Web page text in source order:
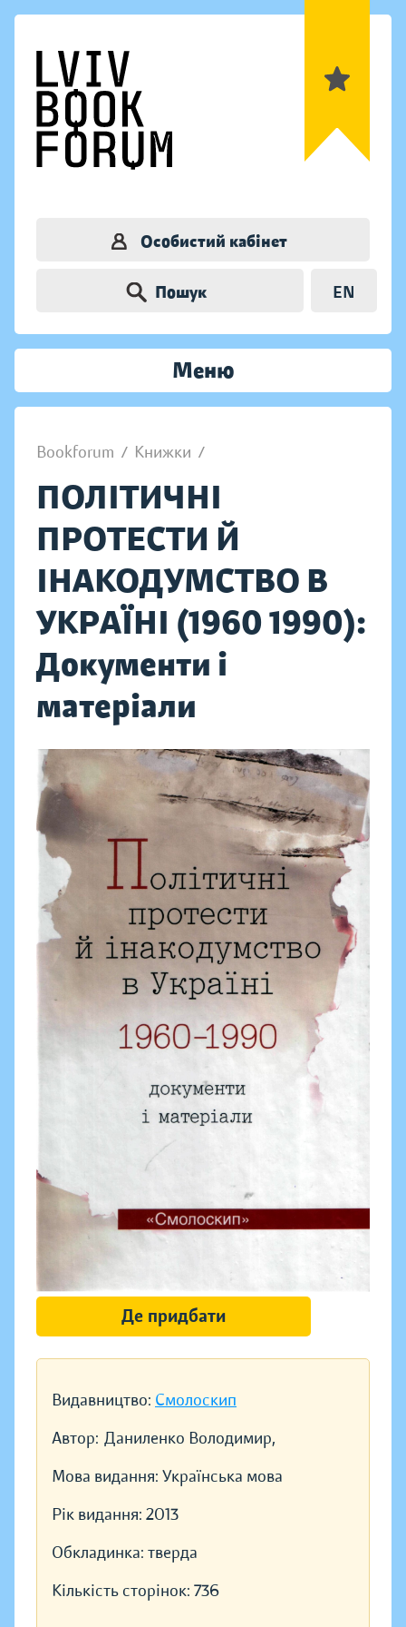
Особистий кабінет
Пошук EN
Меню
Bookforum / Книжки /
ПОЛІТИЧНІ
ПРОТЕСТИ Й
ІНАКОДУМСТВО В
УКРАЇНІ (1960 1990):
Документи і
матеріали
Видавництво: Смолоскип
Автор: Даниленко Володимир,
Мова видання: Українська мова
Рік видання: 2013
Обкладинка: тверда
Кількість сторінок: 736
Де придбати